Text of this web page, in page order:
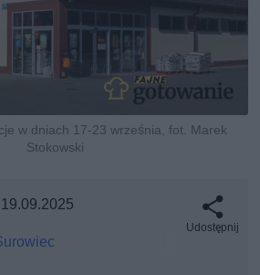
w dniach 17-23 września, fot. Marek
Stokowski
19.09.2025
Udostępnij